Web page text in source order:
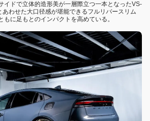
イドで立体的造形美が一層際立つ一本となったVS-
あわせた大口径感が堪能できるフルリバースリム
に足もとのインパクトを高めている。